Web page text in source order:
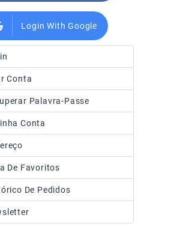
Login With Google
Conta
Palavra-Passe
Conta
De Favoritos
De Pedidos